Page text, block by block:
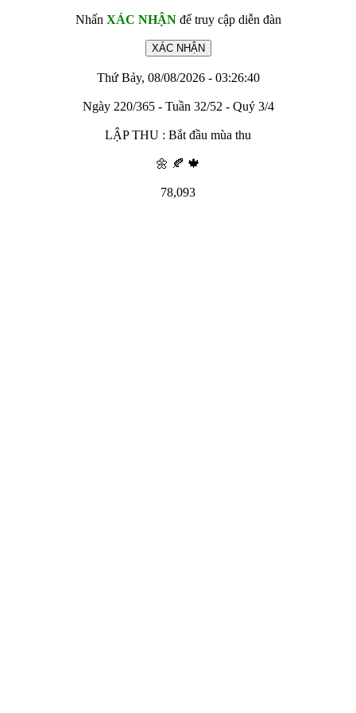
Nhấn XÁC NHẬNđể truy cập diễn đàn
Thứ Bảy, 08/08/2026 - 03:26:40
Ngày 220/365 - Tuần 32/52 - Quý 3/4
LẬP THU : Bắt đầu mùa thu
🌼 🍂 🍁
78,093